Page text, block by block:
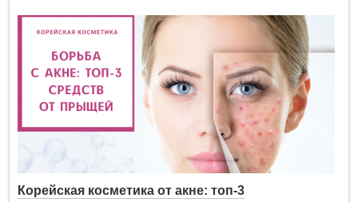
Корейская косметика от акне: топ-3